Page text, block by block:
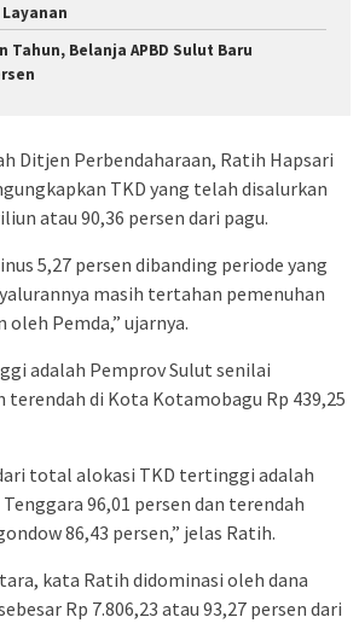
Tahun, Belanja APBD Sulut Baru
Ditjen Perbendaharaan, Ratih Hapsari
TKD yang telah disalurkan
atau 90,36 persen dari pagu.
5,27 persen dibanding periode yang
masih tertahan pemenuhan
Pemda,” ujarnya.
adalah Pemprov Sulut senilai
terendah di Kota Kotamobagu Rp 439,25
total alokasi TKD tertinggi adalah
96,01 persen dan terendah
86,43 persen,” jelas Ratih.
kata Ratih didominasi oleh dana
Rp 7.806,23 atau 93,27 persen dari